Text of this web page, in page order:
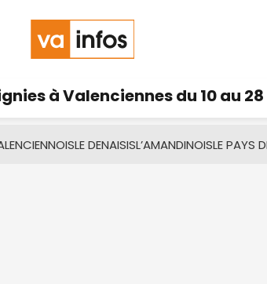
à Valenciennes du 10 au
LE DENAISISL’AMANDINOISLE PAYS